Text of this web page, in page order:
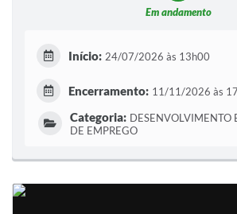
Em andamento
Início: 24/07/2026 às 13h00
Encerramento: 11/11/2026 às
Categoria: DESENVOLVIMENTO
DE EMPREGO